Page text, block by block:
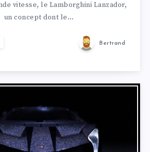
vitesse, le Lamborghini Lanzador,
un concept dont le…
Bertrand